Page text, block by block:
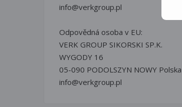
info@verkgroup.pl
Odpovědná osoba v EU:
VERK GROUP SIKORSKI SP.K.
WYGODY 16
05-090 PODOLSZYN NOWY Polska
info@verkgroup.pl